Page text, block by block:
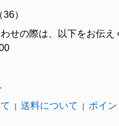
）
せの際は、以下をお伝え
｜ 送料について ｜ ポイ